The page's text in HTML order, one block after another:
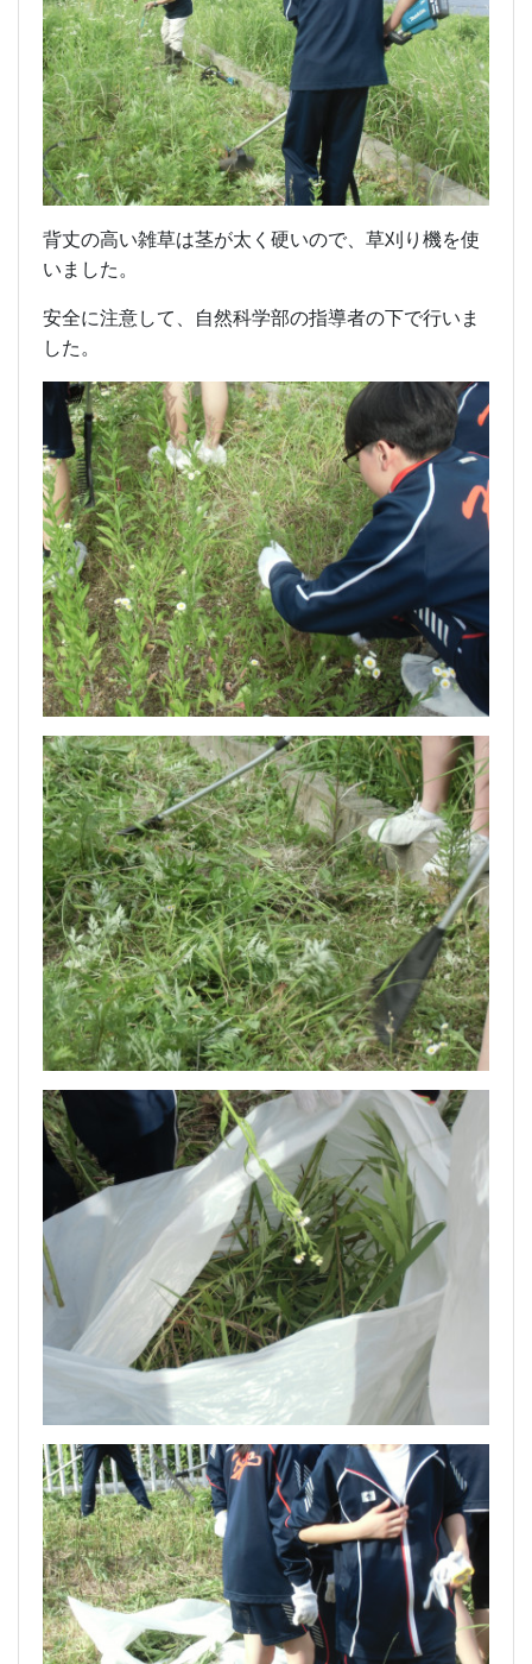
背丈の高い雑草は茎が太く硬いので、草刈り機を使
いました。
安全に注意して、自然科学部の指導者の下で行いま
した。